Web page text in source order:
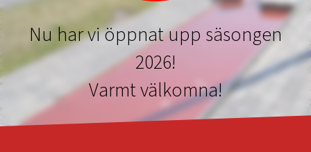
Nu har vi öppnat upp säsongen
2026!
Varmt välkomna!